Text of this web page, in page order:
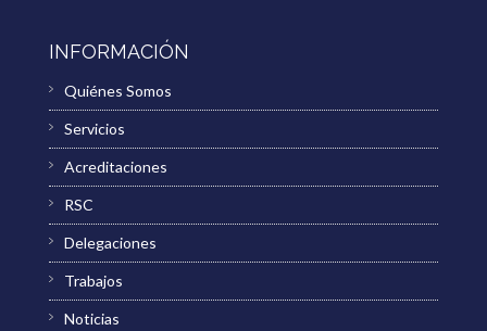
INFORMACIÓN
Quiénes Somos
Servicios
Acreditaciones
RSC
Delegaciones
Trabajos
Noticias